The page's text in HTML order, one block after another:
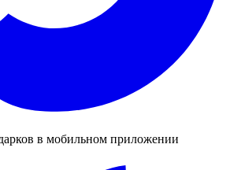
в мобильном приложении